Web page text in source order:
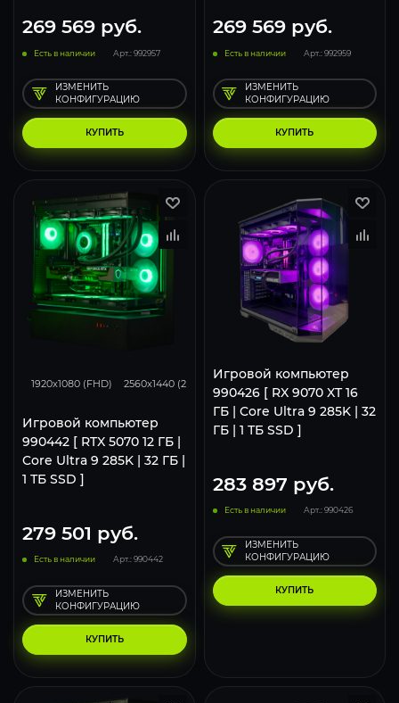
269 569 руб.
Есть в наличии Арт.: 992957
КУПИТЬ
ИЗМЕНИТЬ
КОНФИГУРАЦИЮ
269 569руб.
Есть в наличии Арт.: 992959
КУПИТЬ
ИЗМЕНИТЬ
КОНФИГУРАЦИЮ
1920x1080 (FHD) 2560x1440 (2K) 3840x2160 (4K)
Игровой компьютер
990442 [ RTX 5070 12 ГБ |
Core Ultra 9 285K | 32 ГБ |
1 ТБ SSD ]
279 501 руб.
Есть в наличии Арт.: 990442
КУПИТЬ
ИЗМЕНИТЬ
КОНФИГУРАЦИЮ
Игровой компьютер
990426 [ RX 9070 XT 16
ГБ | Core Ultra 9 285K | 32
ГБ | 1 ТБ SSD ]
283 897 руб.
Есть в наличии Арт.: 990426
КУПИТЬ
ИЗМЕНИТЬ
КОНФИГУРАЦИЮ